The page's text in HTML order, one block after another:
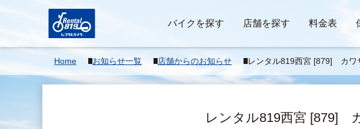
バイクを探す 店舗を探す 料金表
Home お知らせ一覧 店舗からのお知らせ
レンタル819西宮 [879] カワ
で一人ツーリング
レンタル819西宮 [879]